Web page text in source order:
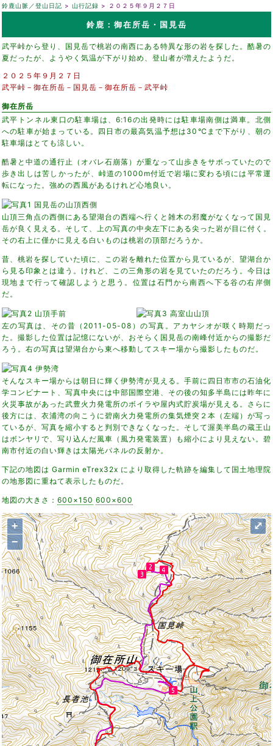
鈴鹿山脈／登山日記 山行記録 ２０２５年９月２７日
鈴鹿：御在所岳・国見岳
武平峠から登り、国見岳で桃岩の南西にある特異な形の岩を探した。酷暑の
夏だったが、ようやく気温が下がり始め、登山者が増えたようだ。
２０２５年９月２７日
武平峠－御在所岳－国見岳－御在所岳－武平峠
御在所岳
武平トンネル東口の駐車場は、6:16の出発時には駐車場南側は満車。北側
への駐車が始まっている。四日市の最高気温予想は30℃まで下がり、朝の
駐車場はとても涼しい。
酷暑と中道の通行止（オバレ石崩落）が重なって山歩きをサボっていたので
歩き出しは苦しかったが、峠道の1000m付近で岩場に変わる頃には平常運
転になった。強めの西風があるけれど心地良い。
山頂三角点の西側にある望湖台の西端へ行くと雑木の邪魔がなくなって国見
岳が良く見える。そして、上の写真の中央左下にある尖った岩が目に付く。
その右上に僅かに見える白いものは桃岩の頂部だろうか。
昔、桃岩を探していた頃に、この岩を離れた位置から見ているが、望湖台か
ら見る印象とは違う。けれど、この三角形の岩を見ていたのだろう。今日は
現地まで行って確認しようと思う。位置は石門から南西へ下る谷の右岸側
だ。
左の写真は、その昔（2011-05-08）の写真。アカヤシオが咲く時期だっ
た。撮影した位置は記憶にないが、おそらく国見岳の南峰付近からの撮影だ
ろう。右の写真は望湖台から東へ移動してスキー場から撮影したものだ。
そんなスキー場からは朝日に輝く伊勢湾が見える。手前に四日市市の石油化
学コンビナート、写真中央には中部国際空港、その後の知多半島には昨年に
火災事故があった武豊火力発電所のボイラや屋内式貯炭場が見える。さらに
後方には、衣浦湾の向こうに碧南火力発電所の集気煙突２本（左端）が写っ
ているが、写真を縮小すると判別できなくなった。そして渥美半島の蔵王山
はボンヤリで、写り込んだ風車（風力発電装置）も縮小により見えない。碧
南市付近の白い輝きは太陽光パネルの反射か。
下記の地図は Garmin eTrex32x により取得した軌跡を編集して国土地理院
の地形図に重ねて表示したものだ。
地図の大きさ： 600×150 600×600
+
−
⤢